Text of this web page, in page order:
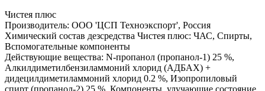
Чистея плюс
Производитель: ООО 'ЦСП Техноэкспорт', Россия
Химический состав дезсредства Чистея плюс: ЧАС, Спирты,
Вспомогательные компоненты
Действующие вещества: N-пропанол (пропанол-1) 25 %,
Алкилдиметилбензиламмоний хлорид (АДБАХ) +
дидецилдиметиламмоний хлорид 0.2 %, Изопропиловый
спирт (пропанол-2) 25 %, Компоненты, улучающие состояние